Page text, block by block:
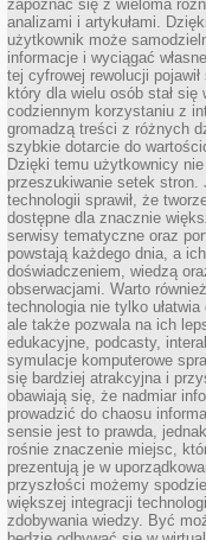
zapoznać się z wieloma
analizami i artykułami.
użytkownik może
informacje i wyciągać
tej cyfrowej rewolucji
który dla wielu osób stał
codziennym korzystaniu z
gromadzą treści z różnych
szybkie dotarcie do
Dzięki temu użytkownicy
przeszukiwanie setek stron.
technologii sprawił, że
dostępne dla znacznie
serwisy tematyczne oraz
powstają każdego dnia, a
doświadczeniem, wiedzą
obserwacjami. Warto
technologia nie tylko
ale także pozwala na ich
edukacyjne, podcasty,
symulacje komputerowe
się bardziej atrakcyjna i
obawiają się, że nadmiar
prowadzić do chaosu
sensie jest to prawda,
rośnie znaczenie miejsc,
prezentują je w
przyszłości możemy
większej integracji
zdobywania wiedzy. Być